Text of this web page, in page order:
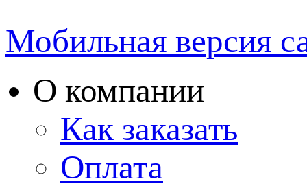
Мобильная версия
О компании
Как заказать
Оплата